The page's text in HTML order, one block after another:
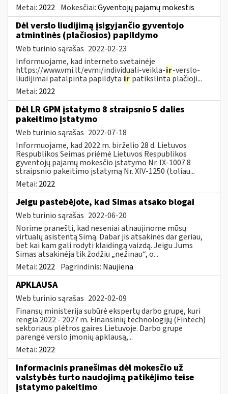
Metai: 2022 Mokesčiai:Gyventojų pajamų mokestis
Dėl verslo liudijimą įsigyjančio gyventojo
atmintinės (plačiosios) papildymo
Web turinio sąrašas 2022-02-23
Informuojame, kad interneto svetainėje
https://www.vmi.lt/evmi/individuali-veikla-ir-verslo-
liudijimai patalpinta papildyta ir patikslinta plačioji...
Metai: 2022
Dėl LR GPM įstatymo 8 straipsnio 5 dalies
pakeitimo įstatymo
Web turinio sąrašas 2022-07-18
Informuojame, kad 2022 m. birželio 28 d. Lietuvos
Respublikos Seimas priėmė Lietuvos Respublikos
gyventojų pajamų mokesčio įstatymo Nr. IX-1007 8
straipsnio pakeitimo įstatymą Nr. XIV-1250 (toliau...
Metai: 2022
Jeigu pastebėjote, kad Simas atsako blogai
Web turinio sąrašas 2022-06-20
Norime pranešti, kad neseniai atnaujinome mūsų
virtualų asistentą Simą. Dabar jis atsakinės dar geriau,
bet kai kam gali rodyti klaidingą vaizdą. Jeigu Jums
Simas atsakinėja tik žodžiu „nežinau“, o...
Metai: 2022 Pagrindinis: Naujiena
APKLAUSA
Web turinio sąrašas 2022-02-09
Finansų ministerija subūrė ekspertų darbo grupę, kuri
rengia 2022 - 2027 m. Finansinių technologijų (Fintech)
sektoriaus plėtros gaires Lietuvoje. Darbo grupė
parengė verslo įmonių apklausą,...
Metai: 2022
Informacinis pranešimas dėl mokesčio už
valstybės turto naudojimą patikėjimo teise
įstatymo pakeitimo